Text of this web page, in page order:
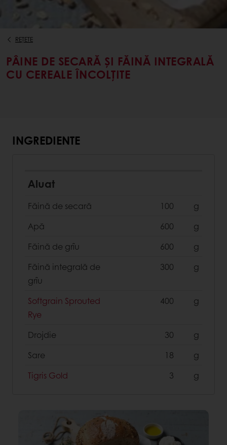
REȚETE
PÂINE DE SECARĂ ȘI FĂINĂ INTEGRALĂ
CU CEREALE ÎNCOLȚITE
INGREDIENTE
Aluat
Făină de secară 100
g
Apă
600
g
Făină de grîu
600
g
Făină integrală de
grîu
300 g
Softgrain Sprouted
Rye
400 g
Drojdie 30
g
Sare
18
g
Tigris Gold
3 g